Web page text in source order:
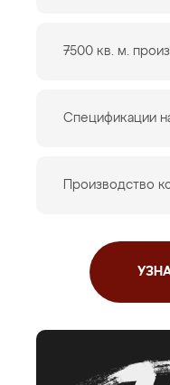
7500 кв. м.
Спецификации
Производство